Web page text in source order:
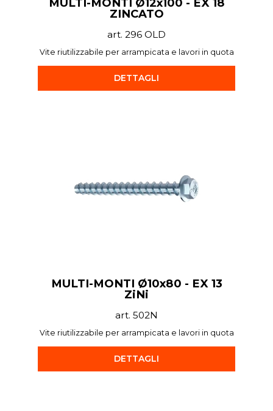
MULTI-MONTI Ø12x100 - EX 18
ZINCATO
art. 296 OLD
Vite riutilizzabile per arrampicata e lavori in quota
DETTAGLI
MULTI-MONTI Ø10x80 - EX 13
ZiNi
art. 502N
Vite riutilizzabile per arrampicata e lavori in quota
DETTAGLI